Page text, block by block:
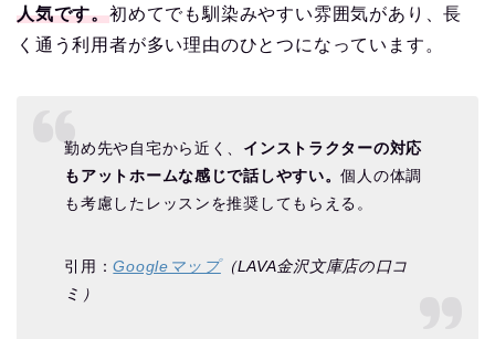
人気です。初めてでも馴染みやすい雰囲気があり、長
く通う利用者が多い理由のひとつになっています。
勤め先や自宅から近く、 インストラクターの対応
もアットホームな感じで話しやすい。個人の体調
も考慮したレッスンを推奨してもらえる。
引用：Googleマップ（LAVA金沢文庫店の口コ
ミ）